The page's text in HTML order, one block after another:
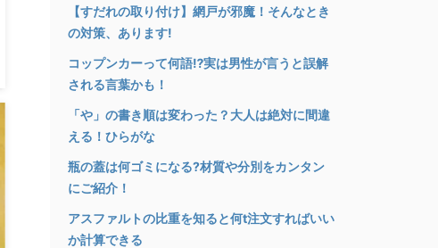
【すだれの取り付け】網戸が邪魔！そんなとき
の対策、あります!
コップンカーって何語⁉︎実は男性が言うと誤解
される言葉かも！
「や」の書き順は変わった？大人は絶対に間違
える！ひらがな
瓶の蓋は何ゴミになる?材質や分別をカンタン
にご紹介！
アスファルトの比重を知ると何t注文すればいい
か計算できる